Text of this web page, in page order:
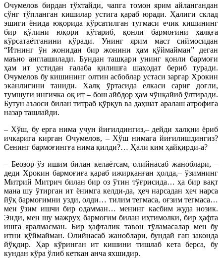
Очумелов бирдан тўхтайди, чапга томон ярим айлангандан
сўнг тўпланган кишилар устига қараб юради. Ҳалиги склад
эшиги ёнида юқорида кўрсатилган тугмаси ечик кишининг
бир қўлини юқори кўтариб, қонли бармоғини халқға
кўрсатаётганини кўради. Унинг ярим маст сиймосидан
“Итнинг ўн жонидан бир жонини ҳам қўймайман” деган
маъно англашилади. Бундан ташқари унинг қонли бармоғи
ҳам ит устидан ғалаба қилишға шаҳодат бериб туради.
Очумелов бу кишининг олтин асбоблар устаси заргар Хрокин
эканлигини таниди. Халқ ўртасида елкаси сариғ доғли,
тумшуғи ингичка оқ ит – бош айбдор ҳам чўнқайиб ўлтиради.
Бутун аъзоси билан титраб қўрқув ва даҳшат аралаш атрофига
назар ташлайди.
– Хўш, бу ерга нима учун йиғилдингиз,– дейди халқни ёриб
ичкарига кирган Очумелов, – Хўш нимага йиғилишдингиз?
Сенинг бармоғингға нима қилди?… Ҳали ким ҳай­қирди-а?
– Беозор ўз ишим билан келаётсам, олийнасаб жаноблари, –
деди Хрокин бармоғиға қараб ижирқанған ҳолда,– ўзимнинг
Митрий Митрич билан бир оз ўтин тўғрисида… ҳа бир вақт
мана шу ўтирган ит ёнимга келди-да, ҳеч нарсадан ҳеч нарса
йўқ бармоғимни узди, олди… тилим тегмаса, оғзим тегмаса…
мен ўзим ишчи бир одамман… менинг касбим жуда нозик.
Энди, мен шу мажруҳ бармоғим билан иҳтимолки, бир ҳафта
ишга яралмасман. Бир ҳафталик тавон тўламасалар мен бу
итни қўймайман. Олийнасаб жаноблари, бундай гап законда
йўқдир. Ҳар кўринган ит кишини тишлаб кета берса, бу
кундан кўра ўлиб кеткан анча яхшидир.